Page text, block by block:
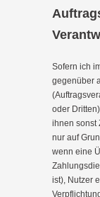
Sofern ich
gegenüber
oder
ihnen sonst
nur auf
wenn eine
ist), Nutzer